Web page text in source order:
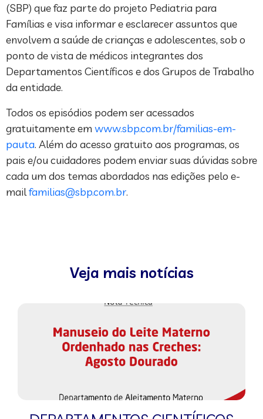
(SBP) que faz parte do projeto Pediatria para
Famílias e visa informar e esclarecer assuntos que
envolvem a saúde de crianças e adolescentes, sob o
ponto de vista de médicos integrantes dos
Departamentos Científicos e dos Grupos de Trabalho
da entidade.
Todos os episódios podem ser acessados
gratuitamente em www.sbp.com.br/familias-em-
pauta. Além do acesso gratuito aos programas, os
pais e/ou cuidadores podem enviar suas dúvidas sobre
cada um dos temas abordados nas edições pelo e-
mailfamilias@sbp.com.br.
Veja mais notícias